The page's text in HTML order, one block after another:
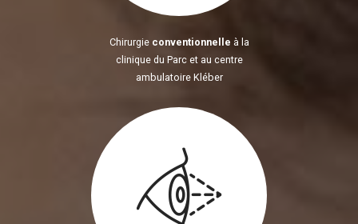
Chirurgie conventionnelle à la
clinique du Parc et au centre
ambulatoire Kléber